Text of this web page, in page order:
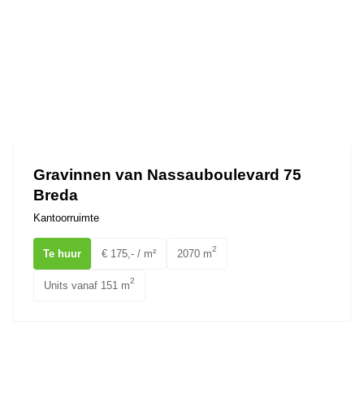
Gravinnen van Nassauboulevard 75
Breda
Kantoorruimte
Te huur € 175,- / m² 2070 m2
Units vanaf 151 m2